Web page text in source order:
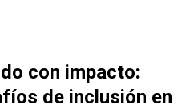
con impacto:
de inclusión en